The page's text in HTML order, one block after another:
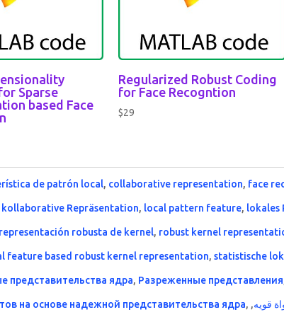
Sparse
based Face
Regularized Robust Coding
for Face Recogntion
$29
de patrón local, collaborative representation, face
kollaborative Repräsentation, local pattern feature, lokales
representación robusta de kernel, robust kernel
feature based robust kernel representation,statistische
представительства ядра, Разреженные представления
на основе надежной представительства ядра, قويه,